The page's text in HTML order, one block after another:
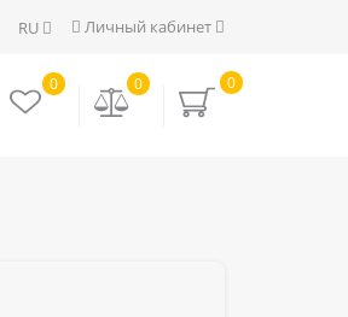
Личный кабинет
RU
0
0
0